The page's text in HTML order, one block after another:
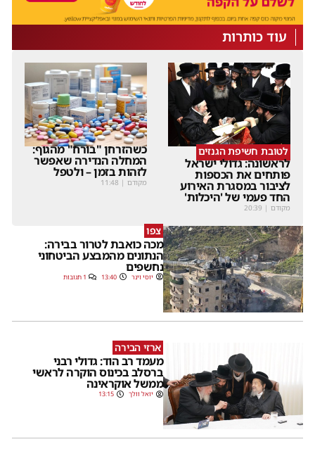
עוד כותרות
לטובת חשיפת הגנזים
לראשונה: גדולי ישראל
פותחים את הכספות
לציבור במסגרת האירוע
החד פעמי של 'היכלות'
מקודם |
20:39
כשהזרחן "בורח" מהגוף:
המחלה הנדירה שאפשר
לזהות בזמן – ולטפל
מקודם |
11:48
צפו
מכה כואבת לטרור בבירה:
הנתונים מהמבצע הביטחוני
נחשפים
יוסי וינר 13:40 1 תגובות
ארזי הבירה
מעמד רב הוד: גדולי רבני
ברסלב בכינוס הוקרה לראשי
ממשל אוקראינה
יואל וולך 13:15